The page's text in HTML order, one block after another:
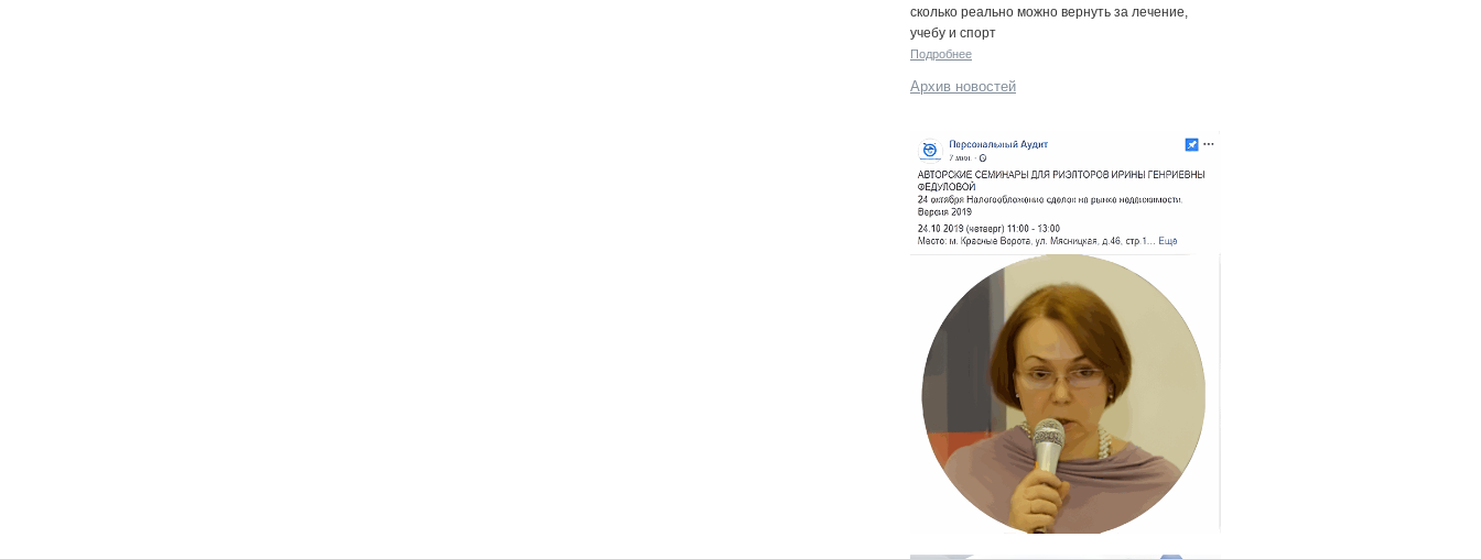
сколько реально можно вернуть за лечение,
учебу и спорт
Подробнее
Архив новостей